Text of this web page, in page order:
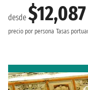
desde $12,087
precio por persona Tasas